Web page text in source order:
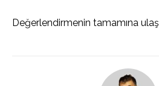
Değerlendirmenin tamamına